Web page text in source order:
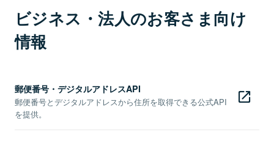
ビジネス・法人のお客さま向け
情報
郵便番号・デジタルアドレスAPI
郵便番号とデジタルアドレスから住所を取得できる公式API
を提供。